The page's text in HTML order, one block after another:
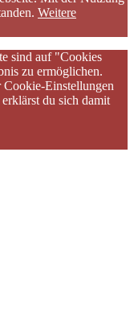
Weitere
sind auf "Cookies
zu ermöglichen.
Cookie-Einstellungen
du sich damit